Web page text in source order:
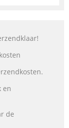
en
de